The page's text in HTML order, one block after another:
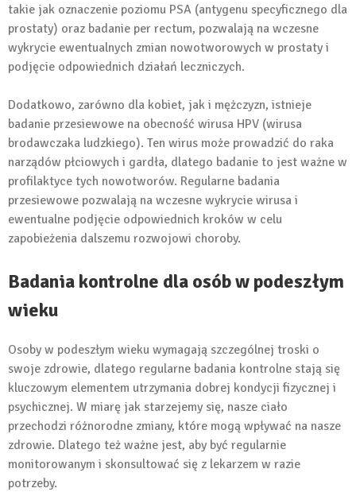
takie jak oznaczenie poziomu PSA (antygenu specyficznego dla
prostaty) oraz badanie per rectum, pozwalają na wczesne
wykrycie ewentualnych zmian nowotworowych w prostaty i
podjęcie odpowiednich działań leczniczych.
Dodatkowo, zarówno dla kobiet, jak i mężczyzn, istnieje
badanie przesiewowe na obecność wirusa HPV (wirusa
brodawczaka ludzkiego). Ten wirus może prowadzić do raka
narządów płciowych i gardła, dlatego badanie to jest ważne w
profilaktyce tych nowotworów. Regularne badania
przesiewowe pozwalają na wczesne wykrycie wirusa i
ewentualne podjęcie odpowiednich kroków w celu
zapobieżenia dalszemu rozwojowi choroby.
Badania kontrolne dla osób w podeszłym
wieku
Osoby w podeszłym wieku wymagają szczególnej troski o
swoje zdrowie, dlatego regularne badania kontrolne stają się
kluczowym elementem utrzymania dobrej kondycji fizycznej i
psychicznej. W miarę jak starzejemy się, nasze ciało
przechodzi różnorodne zmiany, które mogą wpływać na nasze
zdrowie. Dlatego też ważne jest, aby być regularnie
monitorowanym i skonsultować się z lekarzem w razie
potrzeby.